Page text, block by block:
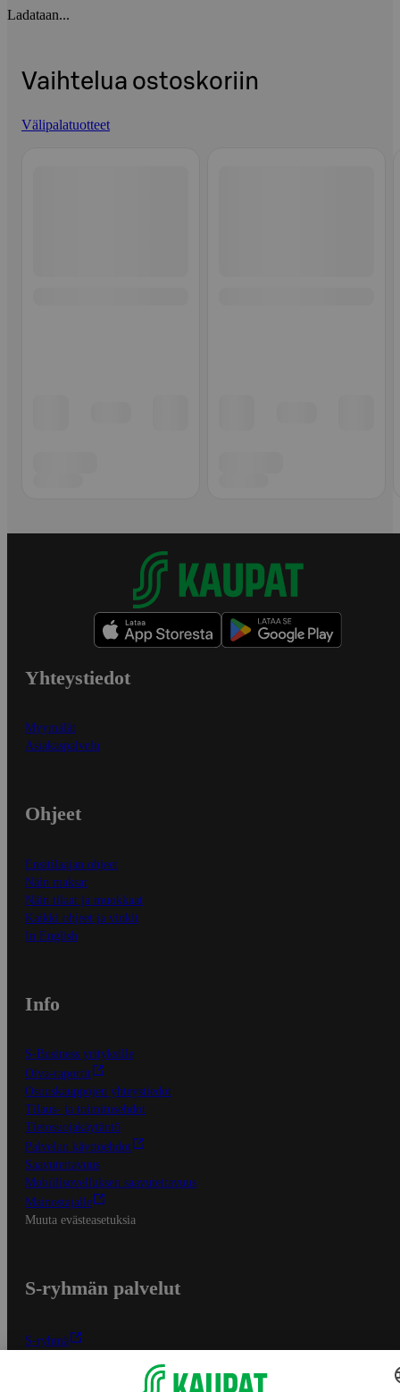
Ladataan...
Vaihtelua ostoskoriin
Välipalatuotteet
Yhteystiedot
Myymälät
Asiakaspalvelu
Ohjeet
Ensitilaajan ohjeet
Näin maksat
Näin tilaat ja muokkaat
Kaikki ohjeet ja vinkit
In English
Info
S-Business yrityksille
Oiva-raportit
Osuuskauppojen yhteystiedot
Tilaus- ja toimitusehdot
Tietosuojakäytäntö
Palvelun käyttöehdot
Saavutettavuus
Mobiilisovelluksen saavutettavuus
Mainostajalle
Muuta evästeasetuksia
S-ryhmän palvelut
S-ryhmä
Yhteishyvä Ruoka -sovellus